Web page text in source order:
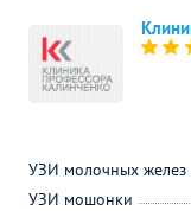
УЗИ молочных желез
УЗИ мошонки